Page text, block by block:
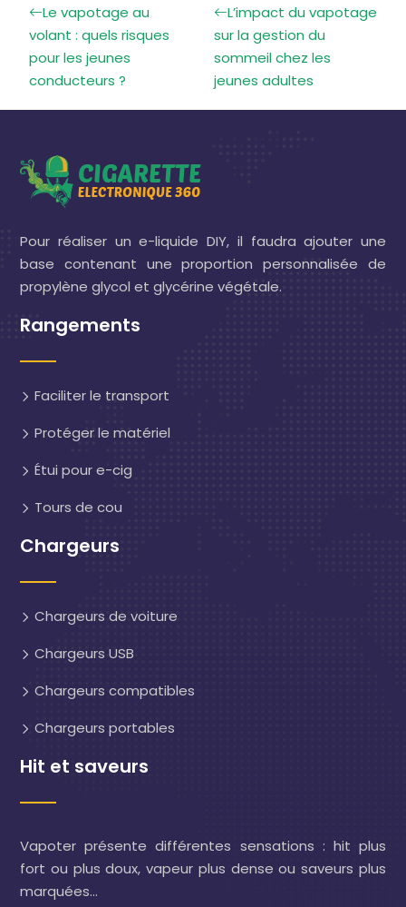
Le vapotage au
volant : quels risques
pour les jeunes
conducteurs ?
L’impact du vapotage
sur la gestion du
sommeil chez les
jeunes adultes
Pour réaliser un e-liquide DIY, il faudra ajouter une
base contenant une proportion personnalisée de
propylène glycol et glycérine végétale.
Rangements
Faciliter le transport
Protéger le matériel
Étui pour e-cig
Tours de cou
Chargeurs
Chargeurs de voiture
Chargeurs USB
Chargeurs compatibles
Chargeurs portables
Hit et saveurs
Vapoter présente différentes sensations : hit plus
fort ou plus doux, vapeur plus dense ou saveurs plus
marquées…